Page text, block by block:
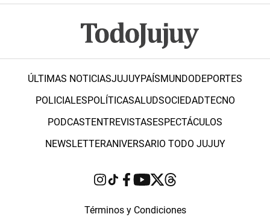
ÚLTIMAS NOTICIASJUJUYPAÍSMUNDODEPORTES
POLICIALESPOLÍTICASALUDSOCIEDADTECNO
PODCASTENTREVISTASESPECTÁCULOS
NEWSLETTERANIVERSARIO TODO JUJUY
Términos y Condiciones